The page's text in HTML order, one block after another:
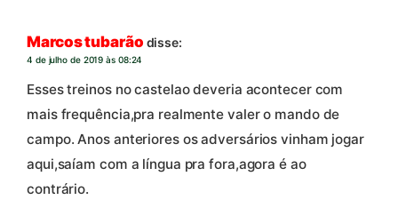
Marcos tubarão disse:
4 de julho de 2019 às 08:24
Esses treinos no castelao deveria acontecer com
mais frequência,pra realmente valer o mando de
campo. Anos anteriores os adversários vinham jogar
aqui,saíam com a língua pra fora,agora é ao
contrário.